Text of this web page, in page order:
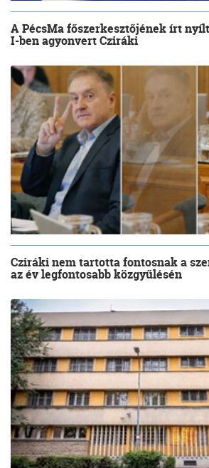
A PécsMa főszerkesztőjének írt
I-ben agyonvert Cziráki
Cziráki nem tartotta fontosnak a
az év legfontosabb közgyűlésén